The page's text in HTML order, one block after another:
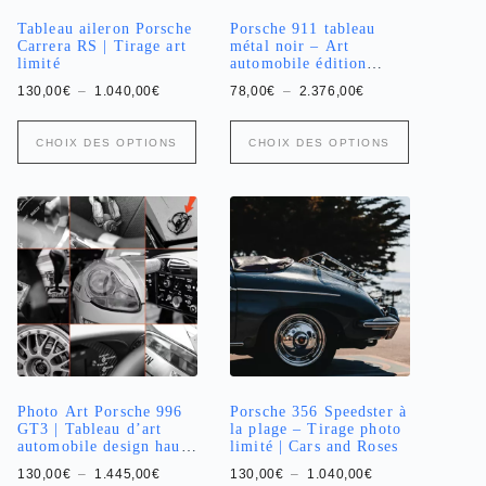
produit
produit
Tableau aileron Porsche
Carrera RS | Tirage art
limité
130,00€ – 1.040,00€Plage
prix :
130,00€
à
1.040,00€
CHOIX DES OPTIONS
produit
a
variations.
Les
options
peuvent
être
choisies
sur
la
page
du
produit
Porsche 911 tableau
métal noir – Art
automobile édition
78,00€ – 2.376,00€
prix :
78,00€
à
2.376,00€
CHOIX DES OPTIONS
produit
a
variations.
options
peuvent
être
choisies
la
page
du
produit
Photo Art Porsche 996
GT3 | Tableau d’art
automobile design haut
130,00€ – 1.445,00€Plage
Porsche 356 Speedster à
la plage – Tirage photo
limité | Cars and Roses
130,00€ – 1.040,00€Plage